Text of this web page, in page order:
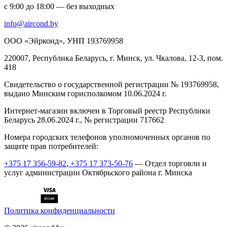
с 9:00 до 18:00 — без выходных
info@aircond.by
ООО «Эйрконд», УНП 193769958
220007, Республика Беларусь, г. Минск, ул. Чкалова, 12-3, пом.
418
Cвидетельство о государственной регистрации № 193769958,
выдано Минским горисполкомом 10.06.2024 г.
Интернет-магазин включен в Торговый реестр Республики
Беларусь 28.06.2024 г., № регистрации 717662
Номера городских телефонов уполномоченных органов по
защите прав потребителей:
+375 17 356-59-82, +375 17 373-50-76 — Отдел торговли и
услуг администрации Октябрьского района г. Минска
Политика конфиденциальности